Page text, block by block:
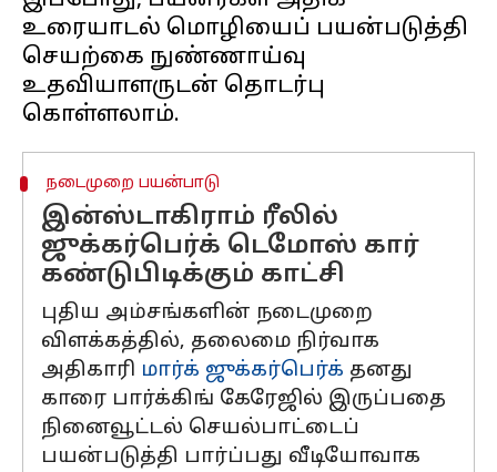
உரையாடல் மொழியைப் பயன்படுத்தி
செயற்கை நுண்ணாய்வு
உதவியாளருடன் தொடர்பு
நடைமுறை பயன்பாடு
இன்ஸ்டாகிராம் ரீலில்
ஜுக்கர்பெர்க் டெமோஸ் கார்
கண்டுபிடிக்கும் காட்சி
புதிய அம்சங்களின் நடைமுறை
விளக்கத்தில், தலைமை நிர்வாக
அதிகாரி மார்க் ஜுக்கர்பெர்க் தனது
காரை பார்க்கிங் கேரேஜில் இருப்பதை
நினைவூட்டல் செயல்பாட்டைப்
பயன்படுத்தி பார்ப்பது வீடியோவாக